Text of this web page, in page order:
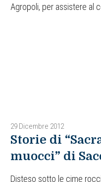
Agropoli, per assistere al
29 Dicembre 2012
Storie di
muocci” di
Disteso sotto le cime